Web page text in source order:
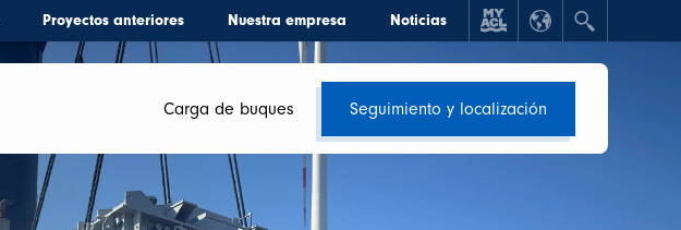
Proyectos anteriores Nuestra empresa Noticias
Carga de buques Seguimiento y localización